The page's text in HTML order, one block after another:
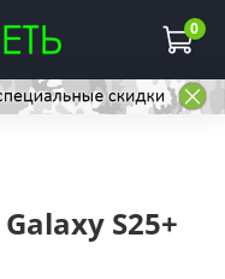
0
S25+